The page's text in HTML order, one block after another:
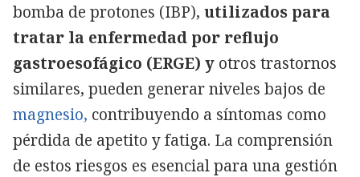
bomba de protones (IBP), utilizados para
tratar la enfermedad por reflujo
gastroesofágico (ERGE) y otros trastornos
similares, pueden generar niveles bajos de
magnesio, contribuyendo a síntomas como
pérdida de apetito y fatiga. La comprensión
de estos riesgos es esencial para una gestión